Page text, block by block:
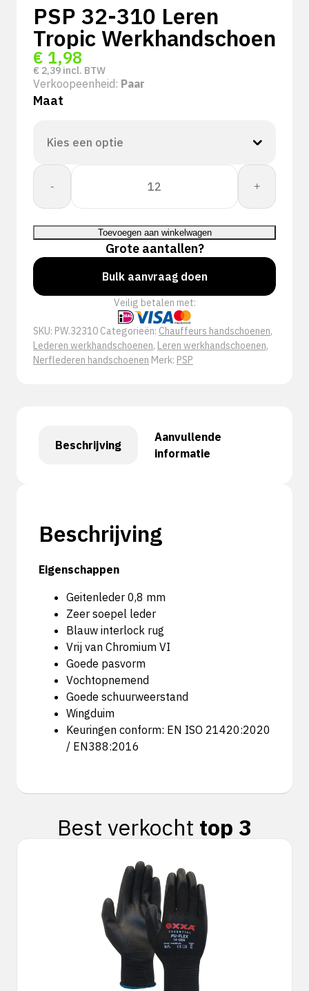
PSP 32-310 Leren
Tropic Werkhandschoen
€ 1,98
€ 2,39 incl. BTW
Verkoopeenheid: Paar
Maat
-
PSP
310
Tropic
Werkhandschoen
aantal
+
Toevoegen aan winkelwagen
Grote aantallen?
Bulk aanvraag doen
Veilig betalen met:
SKU: PW.32310 Categorieën: Chauffeurs handschoenen,
Lederen werkhandschoenen, Leren werkhandschoenen,
Nerflederen handschoenen Merk: PSP
Beschrijving
Aanvullende
informatie
Beschrijving
Eigenschappen
Geitenleder 0,8 mm
Zeer soepel leder
Blauw interlock rug
Vrij van Chromium VI
Goede pasvorm
Vochtopnemend
Goede schuurweerstand
Wingduim
Keuringen conform: EN ISO 21420:2020
/ EN388:2016
Best verkocht top 3